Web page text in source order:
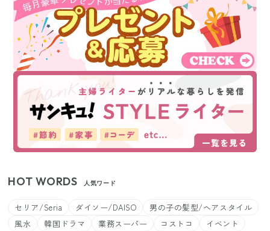
HOT WORDS 人気ワード
セリア/Seria ダイソー/DAISO
男の子の髪型/ヘアスタイル
風水
韓国ドラマ 業務スーパー コストコ
イベント